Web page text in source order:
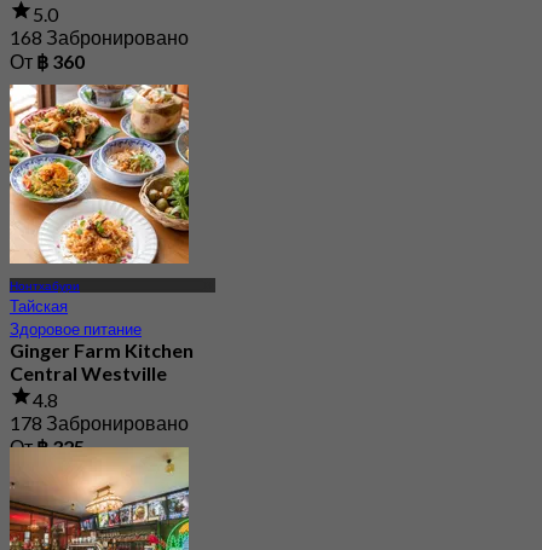
5.0
168 Забронировано
От ฿ 360
Нонтхабури
Тайская
Здоровое питание
Ginger Farm Kitchen
Central Westville
4.8
178 Забронировано
От฿ 325